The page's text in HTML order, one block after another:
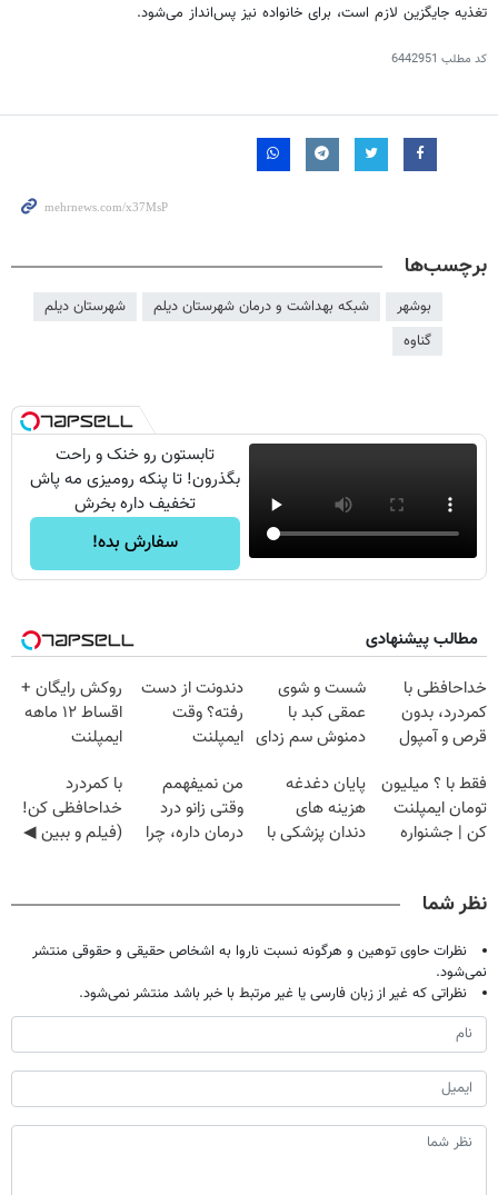
تغذیه جایگزین لازم است، برای خانواده نیز پس‌انداز می‌شود.
کد مطلب 6442951
برچسب‌ها
بوشهر شبکه بهداشت و درمان شهرستان دیلم
شهرستان دیلم
گناوه
تابستون رو خنک و راحت
بگذرون! تا پنکه رومیزی مه پاش
تخفیف داره بخرش
سفارش بده!
مطالب پیشنهادی
خداحافظی با
کمردرد، بدون
قرص و آمپول
شست و شوی
عمقی کبد با
دمنوش سم زدای
دندونت از دست
رفته؟ وقت
ایمپلنت
روکش رایگان +
اقساط ۱۲ ماهه
ایمپلنت
فقط با ؟ میلیون
تومان ایمپلنت
کن | جشنواره
پایان دغدغه
هزینه های
دندان پزشکی با
من نمیفهمم
وقتی زانو درد
درمان داره، چرا
با کمردرد
خداحافظی کن!
(فیلم و ببین ◀
نظر شما
نظرات حاوی توهین و هرگونه نسبت ناروا به اشخاص حقیقی و حقوقی منتشر
نمی‌شود.
نظراتی که غیر از زبان فارسی یا غیر مرتبط با خبر باشد منتشر نمی‌شود.